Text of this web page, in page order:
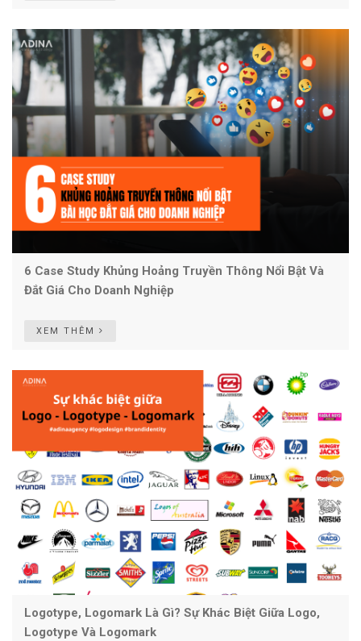
6 Case Study Khủng Hoảng Truyền Thông Nổi Bật Và
Đắt Giá Cho Doanh Nghiệp
XEM THÊM
Logotype, Logomark Là Gì? Sự Khác Biệt Giữa Logo,
Logotype Và Logomark